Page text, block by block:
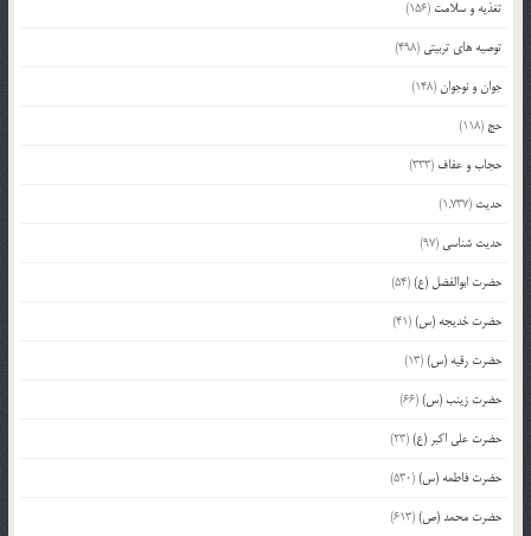
تغذیه و سلامت (156)
توصیه های تربیتی (498)
جوان و نوجوان(148)
حج (118)
حجاب و عفاف (333)
حدیث (1,737)
حدیث شناسی (97)
حضرت ابوالفضل (ع)(54)
حضرت خدیجه (س)(41)
حضرت رقیه (س)(13)
حضرت زینب (س)(66)
حضرت علی اکبر (ع)(23)
حضرت فاطمه (س)(530)
حضرت محمد (ص)(613)